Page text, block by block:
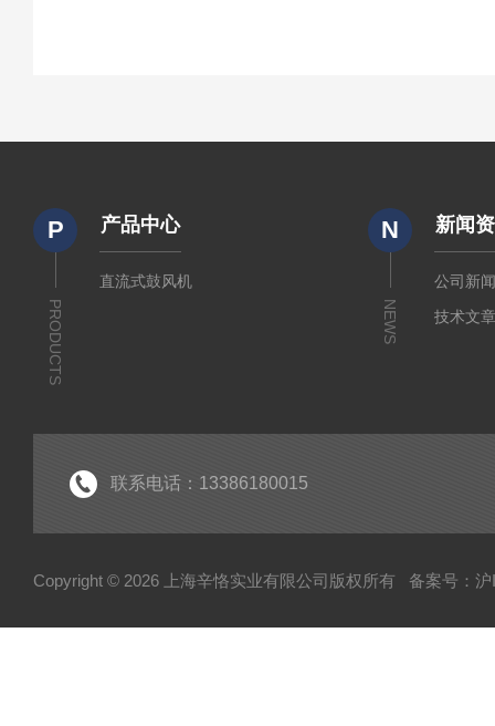
P
PRODUCTS
产品中心
直流式鼓风机
N
NEWS
新闻
公司新
技术文
联系电话：13386180015
Copyright © 2026 上海辛恪实业有限公司版权所有 备案号：